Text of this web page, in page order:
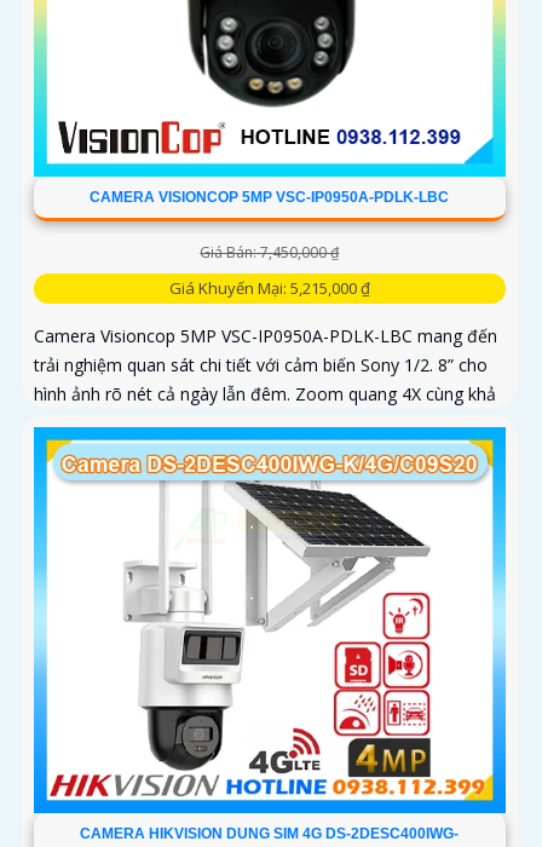
CAMERA VISIONCOP 5MP VSC-IP0950A-PDLK-LBC
Giá Bán: 7,450,000 ₫
Giá Khuyến Mại: 5,215,000 ₫
Camera Visioncop 5MP VSC-IP0950A-PDLK-LBC mang đến
trải nghiệm quan sát chi tiết với cảm biến Sony 1/2. 8” cho
hình ảnh rõ nét cả ngày lẫn đêm. Zoom quang 4X cùng khả
năng xoay...
CAMERA HIKVISION DUNG SIM 4G DS-2DESC400IWG-